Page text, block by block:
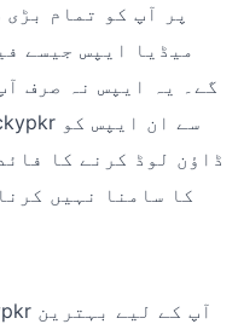
میڈیا ایپس جیسے
گے۔ یہ ایپس نہ صرف
ڈاؤن لوڈ کرنے کا
کا سامنا نہیں